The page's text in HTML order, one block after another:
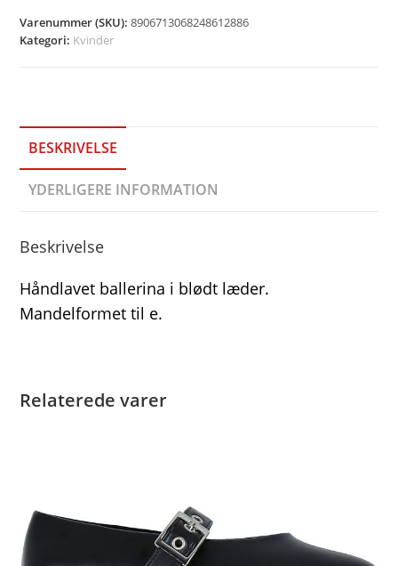
Varenummer (SKU):8906713068248612886
Kategori: Kvinder
BESKRIVELSE
YDERLIGERE INFORMATION
Beskrivelse
Håndlavet ballerina i blødt læder.
Mandelformet til e.
Relaterede varer